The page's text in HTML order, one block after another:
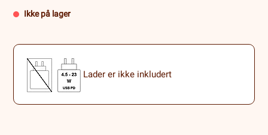
Ikke på lager
Lader er ikke inkludert